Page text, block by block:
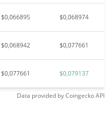
$0,066895 $0,068974
$0,068942 $0,077661
$0,077661 $0,079137
Data provided byCoingeckoAPI